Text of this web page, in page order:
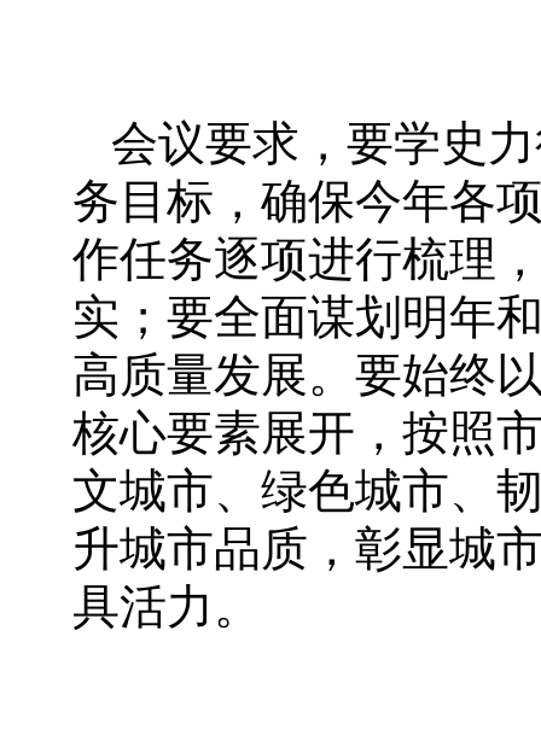
会议要求，要学史
务目标，确保今年各
作任务逐项进行梳理
实；要全面谋划明年
高质量发展。要始终
核心要素展开，按照
文城市、绿色城市、
升城市品质，彰显城
具活力。